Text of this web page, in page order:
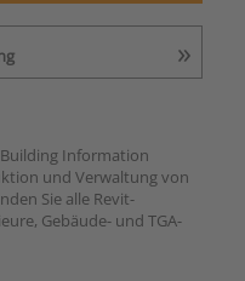
Information
und Verwaltung von
Sie alle Revit-
Gebäude- und TGA-